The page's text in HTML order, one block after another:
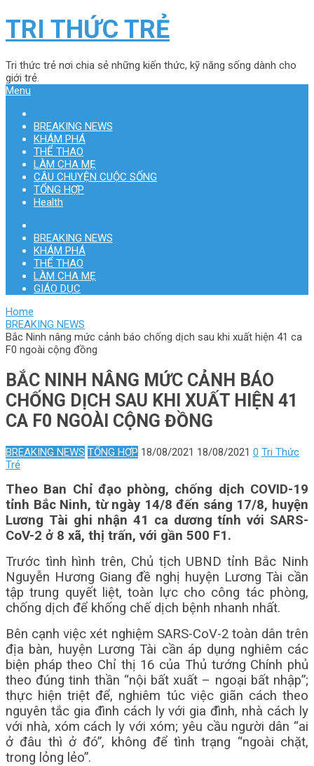
TRI THỨC TRẺ
Tri thức trẻ nơi chia sẻ những kiến thức, kỹ năng sống dành cho
giới trẻ.
Menu
BREAKING NEWS
KHÁM PHÁ
THỂ THAO
LÀM CHA MẸ
CÂU CHUYỆN CUỘC SỐNG
TỔNG HỢP
Health
BREAKING NEWS
KHÁM PHÁ
THỂ THAO
LÀM CHA MẸ
GIÁO DỤC
Home
BREAKING NEWS
Bắc Ninh nâng mức cảnh báo chống dịch sau khi xuất hiện 41 ca
F0 ngoài cộng đồng
BẮC NINH NÂNG MỨC CẢNH BÁO
CHỐNG DỊCH SAU KHI XUẤT HIỆN 41
CA F0 NGOÀI CỘNG ĐỒNG
BREAKING NEWS TỔNG HỢP 18/08/2021 18/08/2021 0 Tri Thức
Trẻ
Theo Ban Chỉ đạo phòng, chống dịch COVID-19
tỉnh Bắc Ninh, từ ngày 14/8 đến sáng 17/8, huyện
Lương Tài ghi nhận 41 ca dương tính với SARS-
CoV-2 ở 8 xã, thị trấn, với gần 500 F1.
Trước tình hình trên, Chủ tịch UBND tỉnh Bắc Ninh
Nguyễn Hương Giang đề nghị huyện Lương Tài cần
tập trung quyết liệt, toàn lực cho công tác phòng,
chống dịch để khống chế dịch bệnh nhanh nhất.
Bên cạnh việc xét nghiệm SARS-CoV-2 toàn dân trên
địa bàn, huyện Lương Tài cần áp dụng nghiêm các
biện pháp theo Chỉ thị 16 của Thủ tướng Chính phủ
theo đúng tinh thần “nội bất xuất – ngoại bất nhập”;
thực hiện triệt để, nghiêm túc việc giãn cách theo
nguyên tắc gia đình cách ly với gia đình, nhà cách ly
với nhà, xóm cách ly với xóm; yêu cầu người dân “ai
ở đâu thì ở đó”, không để tình trạng “ngoài chặt,
trong lỏng lẻo”.